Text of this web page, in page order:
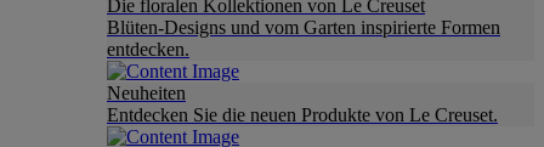
Die floralen Kollektionen von Le Creuset
Blüten-Designs und vom Garten inspirierte Formen
entdecken.
Neuheiten
Entdecken Sie die neuen Produkte von Le Creuset.